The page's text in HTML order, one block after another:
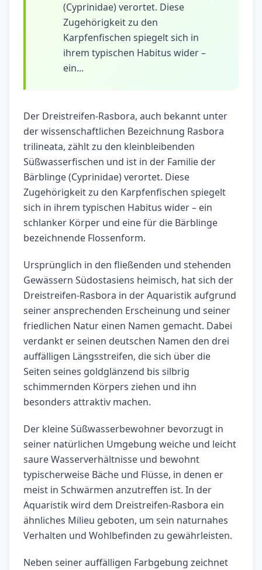
(Cyprinidae) verortet. Diese
Zugehörigkeit zu den
Karpfenfischen spiegelt sich in
ihrem typischen Habitus wider –
ein...
Der Dreistreifen-Rasbora, auch bekannt unter
der wissenschaftlichen Bezeichnung Rasbora
trilineata, zählt zu den kleinbleibenden
Süßwasserfischen und ist in der Familie der
Bärblinge (Cyprinidae) verortet. Diese
Zugehörigkeit zu den Karpfenfischen spiegelt
sich in ihrem typischen Habitus wider – ein
schlanker Körper und eine für die Bärblinge
bezeichnende Flossenform.
Ursprünglich in den fließenden und stehenden
Gewässern Südostasiens heimisch, hat sich der
Dreistreifen-Rasbora in der Aquaristik aufgrund
seiner ansprechenden Erscheinung und seiner
friedlichen Natur einen Namen gemacht. Dabei
verdankt er seinen deutschen Namen den drei
auffälligen Längsstreifen, die sich über die
Seiten seines goldglänzend bis silbrig
schimmernden Körpers ziehen und ihn
besonders attraktiv machen.
Der kleine Süßwasserbewohner bevorzugt in
seiner natürlichen Umgebung weiche und leicht
saure Wasserverhältnisse und bewohnt
typischerweise Bäche und Flüsse, in denen er
meist in Schwärmen anzutreffen ist. In der
Aquaristik wird dem Dreistreifen-Rasbora ein
ähnliches Milieu geboten, um sein naturnahes
Verhalten und Wohlbefinden zu gewährleisten.
Neben seiner auffälligen Farbgebung zeichnet